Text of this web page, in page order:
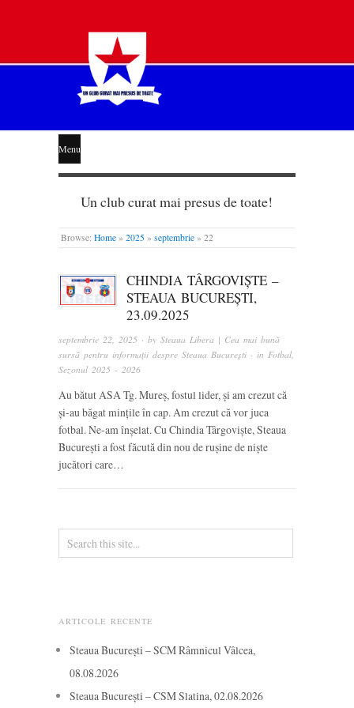
STEAUA
LIBERĂ
Menu
Un club curat mai presus de toate!
Browse: Home » 2025 » septembrie » 22
CHINDIA TÂRGOVIȘTE –
STEAUA BUCUREȘTI,
23.09.2025
septembrie 22, 2025 · by Steaua Libera | Cea mai bună
sursă pentru informații despre Steaua București · in Fotbal,
Sezonul 2025 - 2026
Au bătut ASA Tg. Mureș, fostul lider, și am crezut că
și-au băgat mințile în cap. Am crezut că vor juca
fotbal. Ne-am înșelat. Cu Chindia Târgoviște, Steaua
București a fost făcută din nou de rușine de niște
jucători care…
ARTICOLE RECENTE
Steaua București – SCM Râmnicul Vâlcea,
08.08.2026
Steaua București – CSM Slatina, 02.08.2026